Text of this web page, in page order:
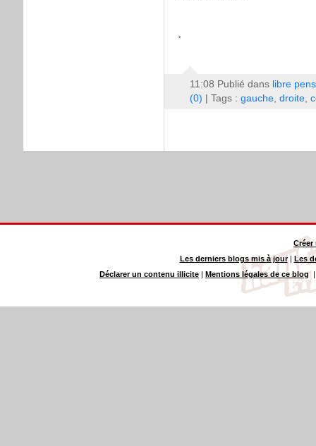
11:08 Publié dans libre
(0) | Tags : gauche, droite,
Créer
Les derniers blogs mis à jour| Les
Déclarer un contenu illicite | Mentions légales de ce blog